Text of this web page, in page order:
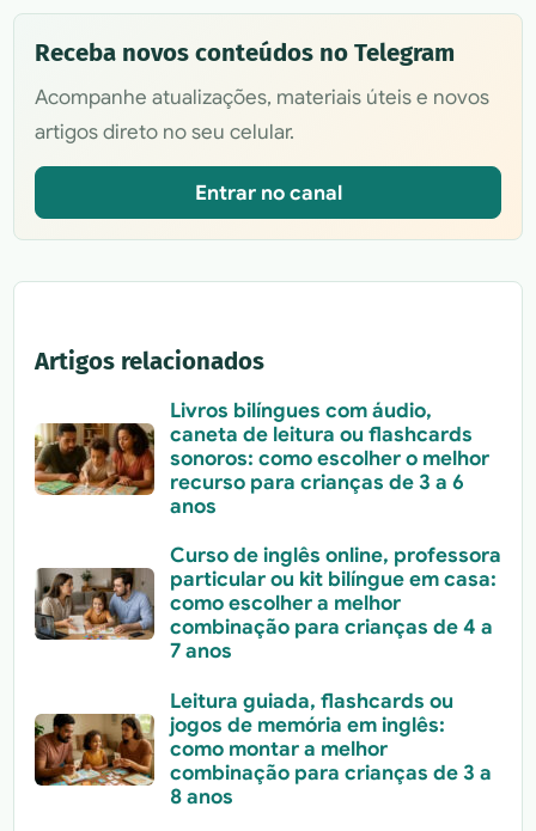
Receba novos conteúdos no Telegram
Acompanhe atualizações, materiais úteis e novos
artigos direto no seu celular.
Entrar no canal
Artigos relacionados
Livros bilíngues com áudio,
caneta de leitura ou flashcards
sonoros: como escolher o melhor
recurso para crianças de 3 a 6
anos
Curso de inglês online, professora
particular ou kit bilíngue em casa:
como escolher a melhor
combinação para crianças de 4 a
7 anos
Leitura guiada, flashcards ou
jogos de memória em inglês:
como montar a melhor
combinação para crianças de 3 a
8 anos